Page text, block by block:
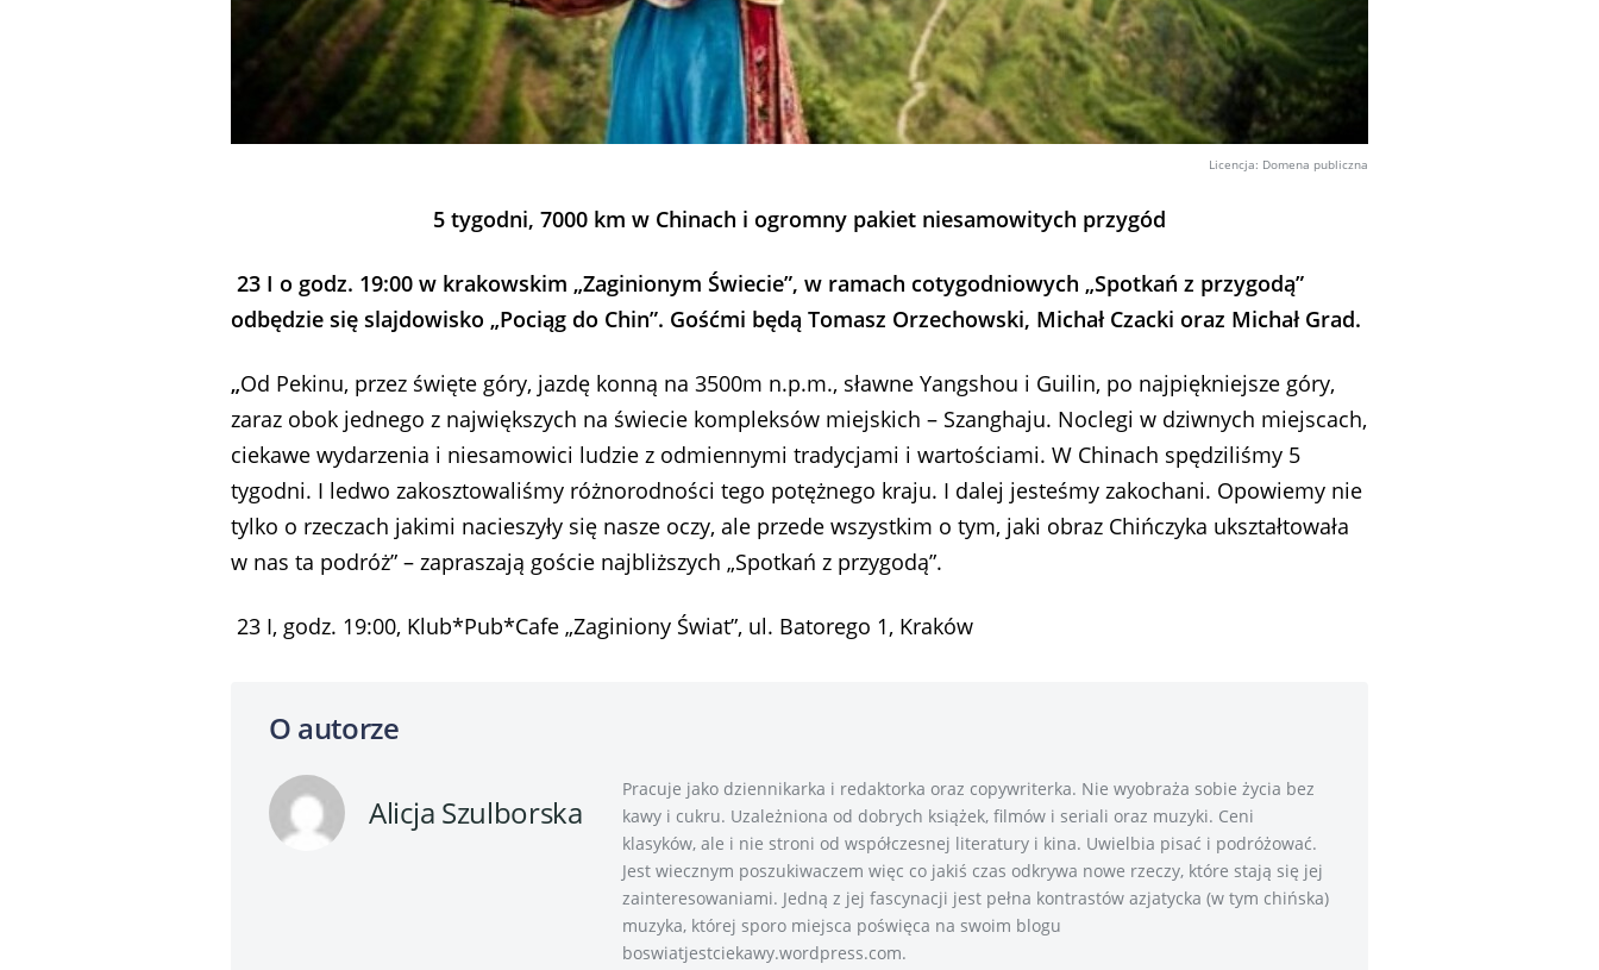
Licencja: Domena publiczna
5 tygodni, 7000 km w Chinach i ogromny pakiet niesamowitych przygód
23 I o godz. 19:00 w krakowskim „Zaginionym Świecie”, w ramach cotygodniowych „Spotkań z przygodą”
odbędzie się slajdowisko „Pociąg do Chin”. Gośćmi będą Tomasz Orzechowski, Michał Czacki oraz Michał Grad.
„Od Pekinu, przez święte góry, jazdę konną na 3500m n.p.m., sławne Yangshou i Guilin, po najpiękniejsze góry,
zaraz obok jednego z największych na świecie kompleksów miejskich – Szanghaju. Noclegi w dziwnych miejscach,
ciekawe wydarzenia i niesamowici ludzie z odmiennymi tradycjami i wartościami. W Chinach spędziliśmy 5
tygodni. I ledwo zakosztowaliśmy różnorodności tego potężnego kraju. I dalej jesteśmy zakochani. Opowiemy nie
tylko o rzeczach jakimi nacieszyły się nasze oczy, ale przede wszystkim o tym, jaki obraz Chińczyka ukształtowała
w nas ta podróż” – zapraszają goście najbliższych „Spotkań z przygodą”.
23 I, godz. 19:00, Klub*Pub*Cafe „Zaginiony Świat”, ul. Batorego 1, Kraków
O autorze
Alicja Szulborska
Pracuje jako dziennikarka i redaktorka oraz copywriterka. Nie wyobraża sobie życia bez
kawy i cukru. Uzależniona od dobrych książek, filmów i seriali oraz muzyki. Ceni
klasyków, ale i nie stroni od współczesnej literatury i kina. Uwielbia pisać i podróżować.
Jest wiecznym poszukiwaczem więc co jakiś czas odkrywa nowe rzeczy, które stają się jej
zainteresowaniami. Jedną z jej fascynacji jest pełna kontrastów azjatycka (w tym chińska)
muzyka, której sporo miejsca poświęca na swoim blogu
boswiatjestciekawy.wordpress.com.